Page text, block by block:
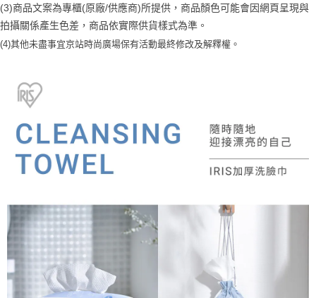
【注意事項】
１．透過由恩沛科技股份有限公司提供之「AFTEE先享後付」服務完成之交
易，需依本服務之必要範圍內提供個人資料，並將交易相關給付款項請求債
權轉讓予恩沛科技股份有限公司。
３．未成年的使用者請事先徵得法定代理人或監護人之同意方可使用
「AFTEE先享後付」，若未經同意申辦者引起之損失，本公司不負相關責
４．使用「AFTEE先享後付」時，將依據個別帳號之用戶狀況，依本公司即
時審查核予不同之上限額度；若仍有額度不足之情形，本公司將視審查結果
請求用戶進行身份認證。
５．嚴禁一人註冊多個帳號或使用他人資訊註冊。若發現惡意使用之情形，
恩沛科技股份有限公司將有權停止該用戶之使用額度並採取法律行動。
(3)商品文案為專櫃(原廠/供應商)所提供，商品顏色可能會因網頁呈現與
拍攝關係產生色差，商品依實際供貨樣式為準。
(4)其他未盡事宜京站時尚廣場保有活動最終修改及解釋權。